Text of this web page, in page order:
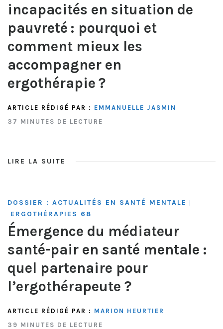
incapacités en situation de
pauvreté : pourquoi et
comment mieux les
accompagner en
ergothérapie ?
ARTICLE RÉDIGÉ PAR : EMMANUELLE JASMIN
37 MINUTES DE LECTURE
LIRE LA SUITE
DOSSIER : ACTUALITÉS EN SANTÉ MENTALE |
ERGOTHÉRAPIES 68
Émergence du médiateur
santé-pair en santé mentale :
quel partenaire pour
l’ergothérapeute ?
ARTICLE RÉDIGÉ PAR : MARION HEURTIER
39 MINUTES DE LECTURE